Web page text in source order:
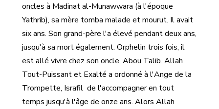
oncles à Madinat al-Munawwara (à l'époque
Yathrib), sa mère tomba malade et mourut. Il avait
six ans. Son grand-père l'a élevé pendant deux ans,
jusqu'à sa mort également. Orphelin trois fois, il
est allé vivre chez son oncle, Abou Talib. Allah
Tout-Puissant et Exalté a ordonné à l'Ange de la
Trompette, Israfil de l'accompagner en tout
temps jusqu'à l'âge de onze ans. Alors Allah